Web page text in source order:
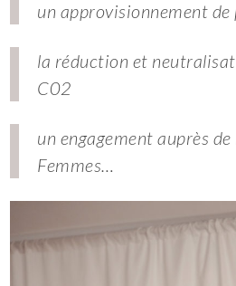
un approvisionnement
la réduction et
C02
un engagement auprès
Femmes…